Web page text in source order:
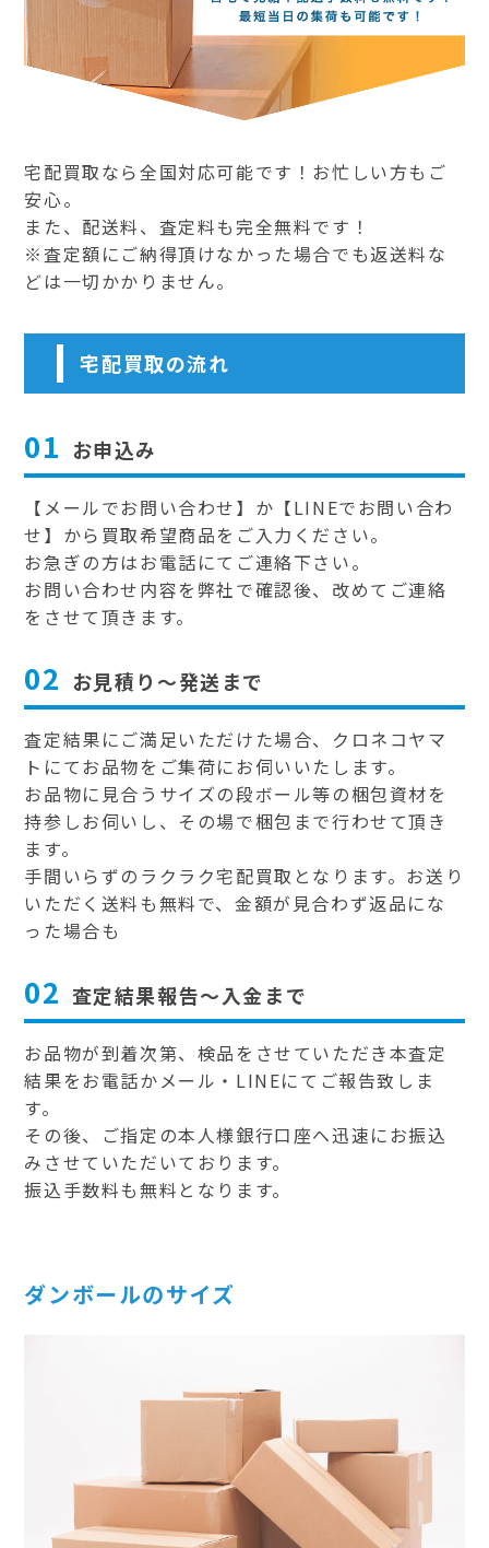
宅配買取なら全国対応可能です！お忙しい方もご
安心。
また、配送料、査定料も完全無料です！
※査定額にご納得頂けなかった場合でも返送料な
どは一切かかりません。
宅配買取の流れ
01 お申込み
【メールでお問い合わせ】か【LINEでお問い合わ
せ】から買取希望商品をご入力ください。
お急ぎの方はお電話にてご連絡下さい。
お問い合わせ内容を弊社で確認後、改めてご連絡
をさせて頂きます。
02 お見積り～発送まで
査定結果にご満足いただけた場合、クロネコヤマ
トにてお品物をご集荷にお伺いいたします。
お品物に見合うサイズの段ボール等の梱包資材を
持参しお伺いし、その場で梱包まで行わせて頂き
ます。
手間いらずのラクラク宅配買取となります。お送り
いただく送料も無料で、金額が見合わず返品にな
った場合も
02 査定結果報告～入金まで
お品物が到着次第、検品をさせていただき本査定
結果をお電話かメール・LINEにてご報告致しま
す。
その後、ご指定の本人様銀行口座へ迅速にお振込
みさせていただいております。
振込手数料も無料となります。
ダンボールのサイズ